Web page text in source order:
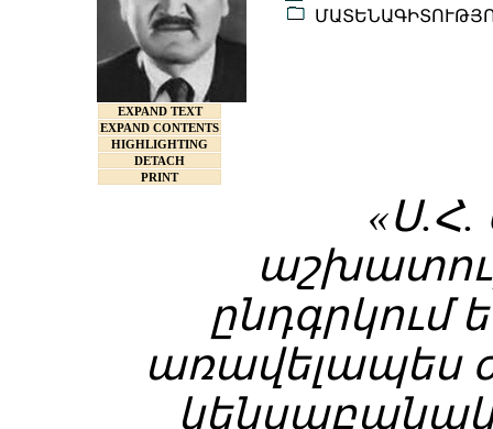
EXPAND TEXT
EXPAND CONTENTS
HIGHLIGHTING
DETACH
PRINT
«Ս.Հ.
ընդգրկում
առավելապես